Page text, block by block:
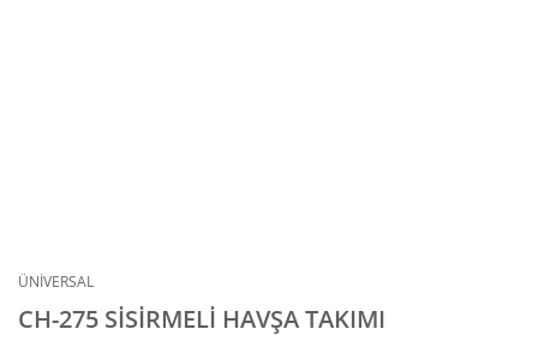
ÜNİVERSAL
CH-275 SİSİRMELİ HAVŞA TAKIMI